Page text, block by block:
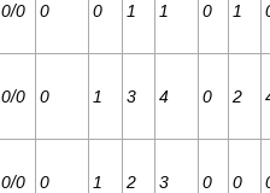
0/0 0 0 1 1 0 1
0/0 0 1 3 4 0 2
0/0 0 1 2 3 0 0